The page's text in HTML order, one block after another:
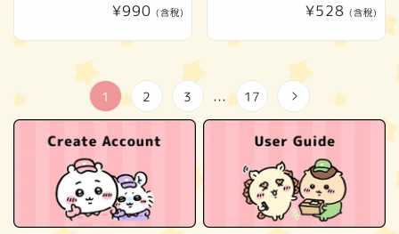
定
¥990 (含稅)
定
¥528 (含稅)
1 2 3 … 17